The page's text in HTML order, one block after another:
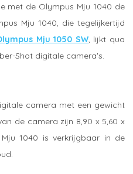
met de Olympus Mju 1040 de
Mju 1040, die tegelijkertijd
Mju 1050 SW, lijkt qua
Shot digitale camera's.
camera met een gewicht
de camera zijn 8,90 x 5,60 x
1040 is verkrijgbaar in de